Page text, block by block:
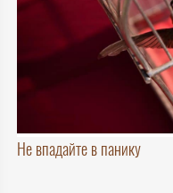
Не впадайте в панику